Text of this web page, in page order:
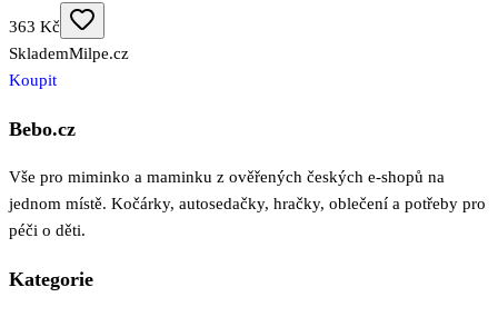
363 Kč
SklademMilpe.cz
Koupit
Bebo.cz
Vše pro miminko a maminku z ověřených českých e-shopů na
jednom místě. Kočárky, autosedačky, hračky, oblečení a potřeby pro
péči o děti.
Kategorie